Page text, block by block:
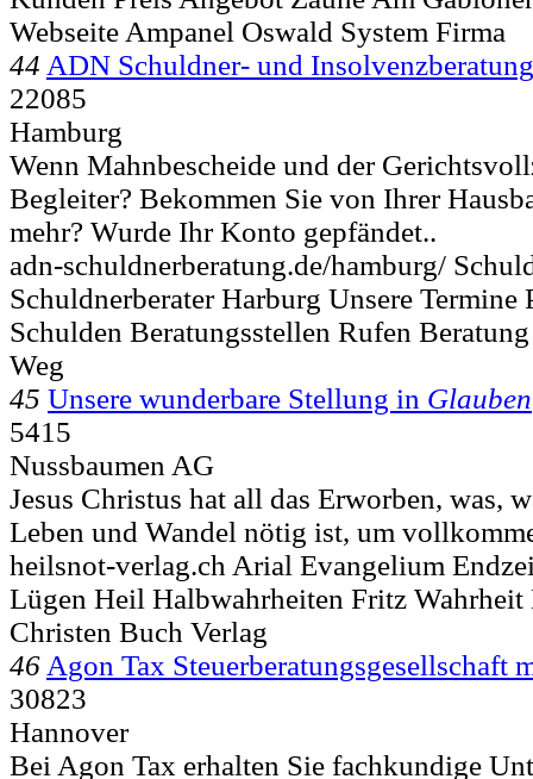
Webseite Ampanel Oswald System Firma
44 ADN Schuldner- und Insolvenzberatung
22085
Hamburg
Wenn Mahnbescheide und der
Begleiter? Bekommen Sie von Ihrer
mehr? Wurde Ihr Konto gepfändet..
adn-schuldnerberatung.de/hamburg/
Schuldnerberater Harburg Unsere
Schulden Beratungsstellen Rufen
Weg
45 Unsere wunderbare Stellung in Glauben
5415
Nussbaumen AG
Jesus Christus hat all das Erworben, was,
Leben und Wandel nötig ist, um
heilsnot-verlag.ch Arial Evangelium
Lügen Heil Halbwahrheiten Fritz Wahrheit
Christen Buch Verlag
46 Agon Tax Steuerberatungsgesellschaft
30823
Hannover
Bei Agon Tax erhalten Sie fachkundige